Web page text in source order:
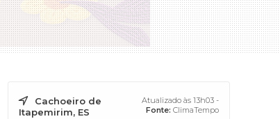
Cachoeiro de
Itapemirim, ES
Atualizado às 13h03 -
Fonte: ClimaTempo